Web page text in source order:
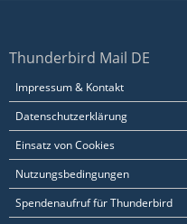
Thunderbird Mail DE
Impressum & Kontakt
Datenschutzerklärung
Einsatz von Cookies
Nutzungsbedingungen
Spendenaufruf für Thunderbird